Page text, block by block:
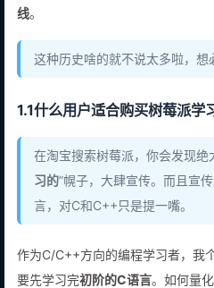
线。
这种历史啥的就不说太多啦，
1.1什么用户适合购买树莓派学
在淘宝搜索树莓派，你会发现绝
习的”幌子，大肆宣传。而且宣
言，对C和C++只是提一嘴。
作为C/C++方向的编程学习者，我
要先学习完初阶的C语言。如何量